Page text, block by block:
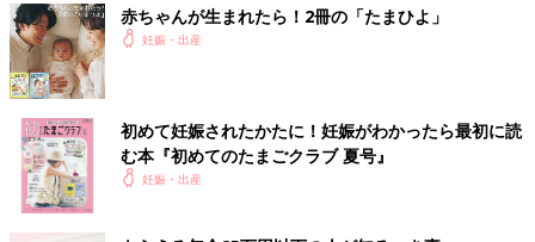
赤ちゃんが生まれたら！2冊の「たまひよ」
妊娠・出産
初めて妊娠されたかたに！妊娠がわかったら最初に読
む本『初めてのたまごクラブ 夏号』
妊娠・出産